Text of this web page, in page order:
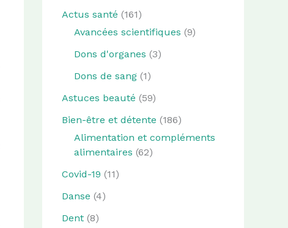
Actus santé (161)
Avancées scientifiques (9)
Dons d'organes (3)
Dons de sang (1)
Astuces beauté (59)
Bien-être et détente (186)
Alimentation et compléments
alimentaires (62)
Covid-19 (11)
Danse (4)
Dent (8)